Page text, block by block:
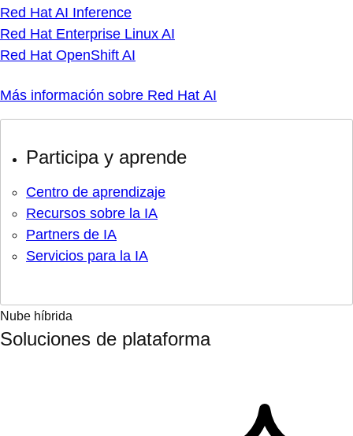
Red Hat AI Inference
Red Hat Enterprise Linux AI
Red Hat OpenShift AI
Más información sobre Red Hat AI
Participa y aprende
Centro de aprendizaje
Recursos sobre la IA
Partners de IA
Servicios para la IA
Nube híbrida
Soluciones de plataforma